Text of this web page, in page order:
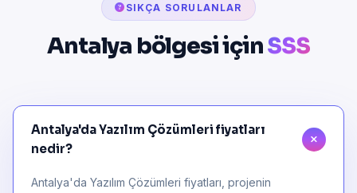
SIKÇA SORULANLAR
Antalya bölgesi içinSSS
Antalya'da Yazılım Çözümleri fiyatları
nedir?
Antalya'da Yazılım Çözümleri fiyatları, projenin